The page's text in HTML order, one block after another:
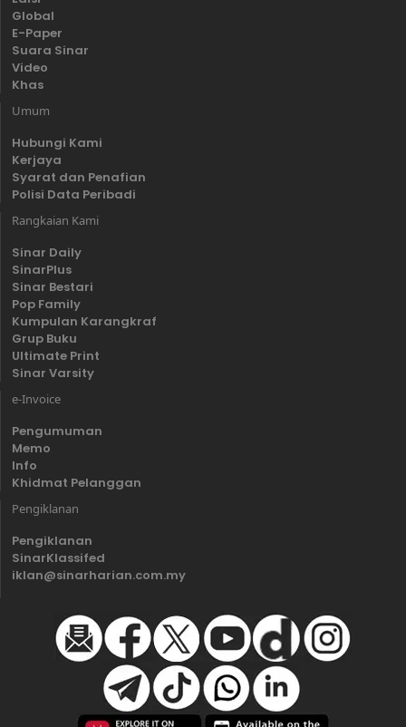
Global
E-Paper
Suara Sinar
Video
Khas
Umum
Hubungi Kami
Kerjaya
Syarat dan Penafian
Polisi Data Peribadi
Rangkaian Kami
Sinar Daily
SinarPlus
Sinar Bestari
Pop Family
Kumpulan Karangkraf
Grup Buku
Ultimate Print
Sinar Varsity
e-Invoice
Pengumuman
Memo
Info
Khidmat Pelanggan
Pengiklanan
Pengiklanan
SinarKlassifed
iklan@sinarharian.com.my